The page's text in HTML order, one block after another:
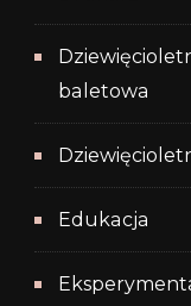
baletowa
Edukacja